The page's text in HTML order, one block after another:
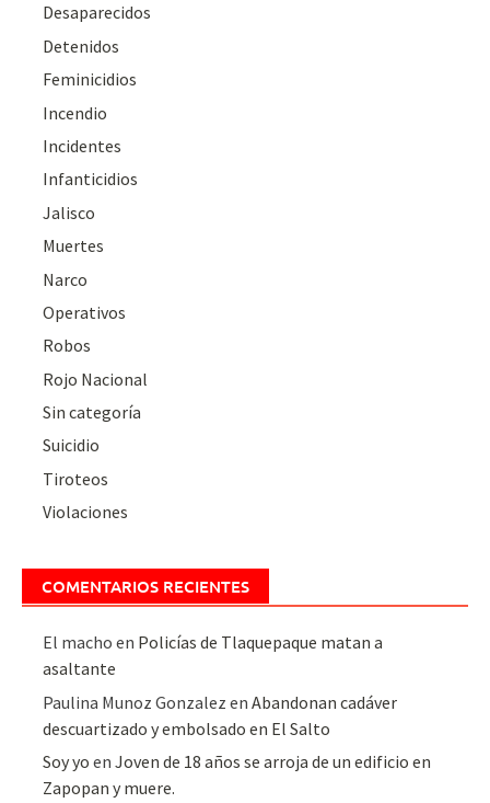
Desaparecidos
Detenidos
Feminicidios
Incendio
Incidentes
Infanticidios
Jalisco
Muertes
Narco
Operativos
Robos
Rojo Nacional
Sin categoría
Suicidio
Tiroteos
Violaciones
COMENTARIOS RECIENTES
El macho en Policías de Tlaquepaque matan a
asaltante
Paulina Munoz Gonzalez enAbandonan cadáver
descuartizado y embolsado en El Salto
Soy yo enJoven de 18 años se arroja de un edificio en
Zapopan y muere.